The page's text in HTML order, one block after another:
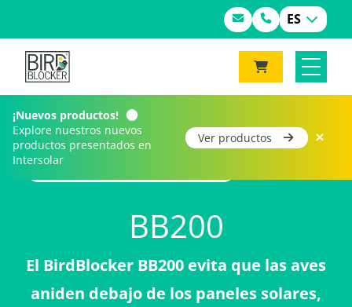
ES
¡Nuevos productos!
Explore nuestros nuevos
productos presentados en
Intersolar
Ver productos
Home
BB200
El BirdBlocker BB200 evita que las aves
aniden debajo de los paneles solares,